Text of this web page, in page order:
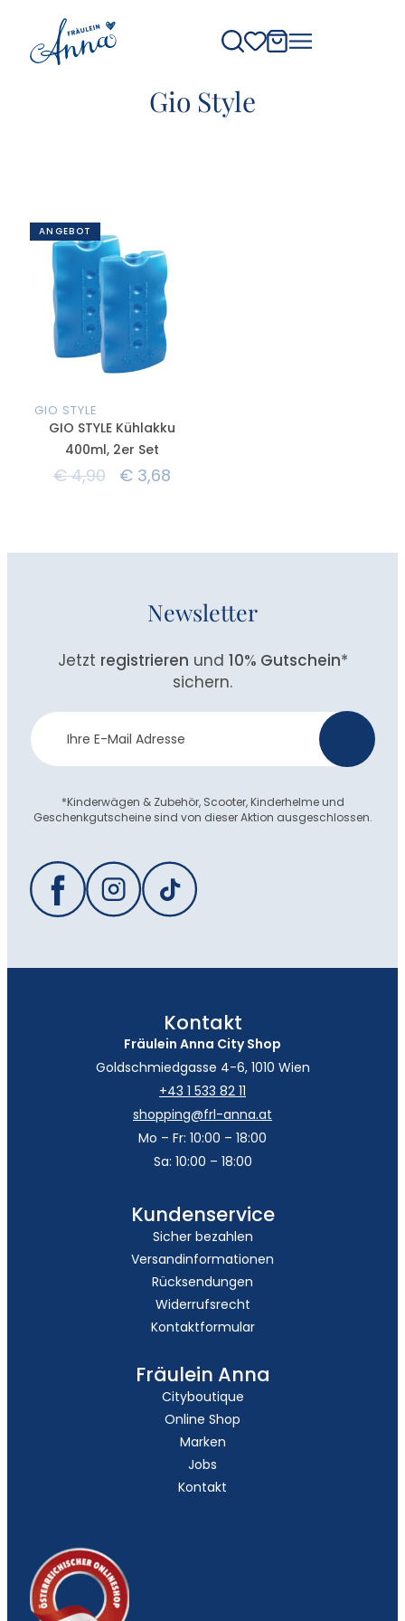
Gio Style
ANGEBOT
GIO STYLE
GIO STYLE Kühlakku
400ml, 2er Set
€4,90 €3,68
Newsletter
Jetzt registrieren und 10% Gutschein*
sichern.
Newsletter
Anmeldung
*Kinderwägen & Zubehör, Scooter, Kinderhelme und
Geschenkgutscheine sind von dieser Aktion ausgeschlossen.
Kontakt
Fräulein Anna City Shop
Goldschmiedgasse 4-6, 1010 Wien
+43 1 533 82 11
shopping@frl-anna.at
Mo – Fr: 10:00 – 18:00
Sa: 10:00 – 18:00
Kundenservice
Sicher bezahlen
Versandinformationen
Rücksendungen
Widerrufsrecht
Kontaktformular
Fräulein Anna
Cityboutique
Online Shop
Marken
Jobs
Kontakt